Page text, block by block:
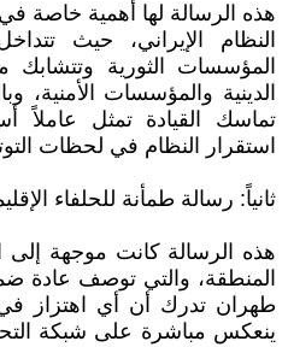
هذه الرسالة لها أهمية خاصة
النظام الإيراني، حيث
المؤسسات الثورية وتتشابك
الدينية والمؤسسات الأمنية،
تماسك القيادة تمثل عاملاً
استقرار النظام في لحظات
ثانياً: رسالة طمأنة للحلفاء
هذه الرسالة كانت موجهة إلى
المنطقة، والتي توصف عادة
طهران تدرك أن أي اهتزاز في
ينعكس مباشرة على شبكة